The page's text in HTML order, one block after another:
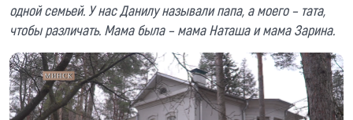
одной семьей. У нас Данилу называли папа, а моего – тата,
чтобы различать. Мама была – мама Наташа и мама Зарина.